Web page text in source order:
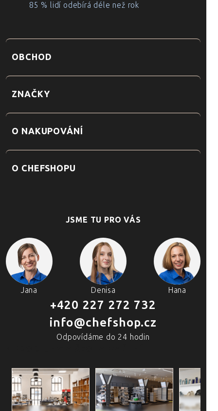
85 % lidí odebírá déle než rok
OBCHOD
ZNAČKY
O NAKUPOVÁNÍ
O CHEFSHOPU
JSME TU PRO VÁS
Jana Denisa Hana
+420 227 272 732
info@chefshop.cz
Odpovídáme do 24 hodin